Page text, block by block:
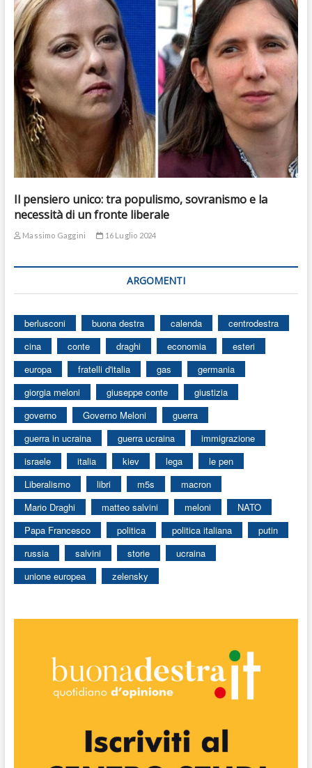
Il pensiero unico: tra populismo, sovranismo e la
necessità di un fronte liberale
Massimo Gaggini 16 Luglio 2024
ARGOMENTI
berlusconi buona destra calenda
centrodestra
cina
conte draghi economia
esteri
europa
fratelli d'italia gas
germania
giorgia meloni
giuseppe conte
giustizia
governo
Governo Meloni
guerra
guerra in ucraina
guerra ucraina
immigrazione
israele
italia kiev lega
le pen
Liberalismo
libri m5s
macron
Mario Draghi
matteo salvini meloni
NATO
Papa Francesco
politica politica italiana
putin
russia
salvini storie
ucraina
unione europea
zelensky